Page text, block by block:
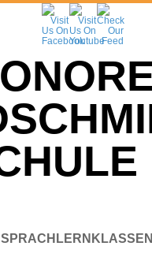
SPRACHLERNKLASSEN